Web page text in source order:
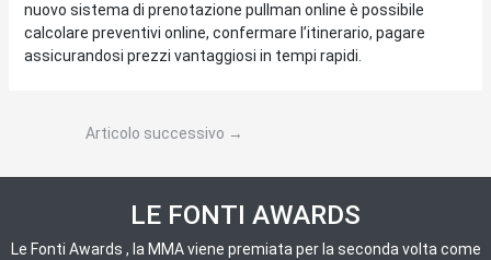
nuovo sistema di prenotazione pullman online è possibile
calcolare preventivi online, confermare l’itinerario, pagare
assicurandosi prezzi vantaggiosi in tempi rapidi.
Articolo successivo →
LE FONTI AWARDS
Le Fonti Awards , la MMA viene premiata per la seconda volta come